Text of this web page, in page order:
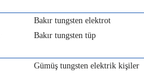
Bakır tungsten elektrot
Bakır tungsten tüp
Gümüş tungsten elektrik kişiler